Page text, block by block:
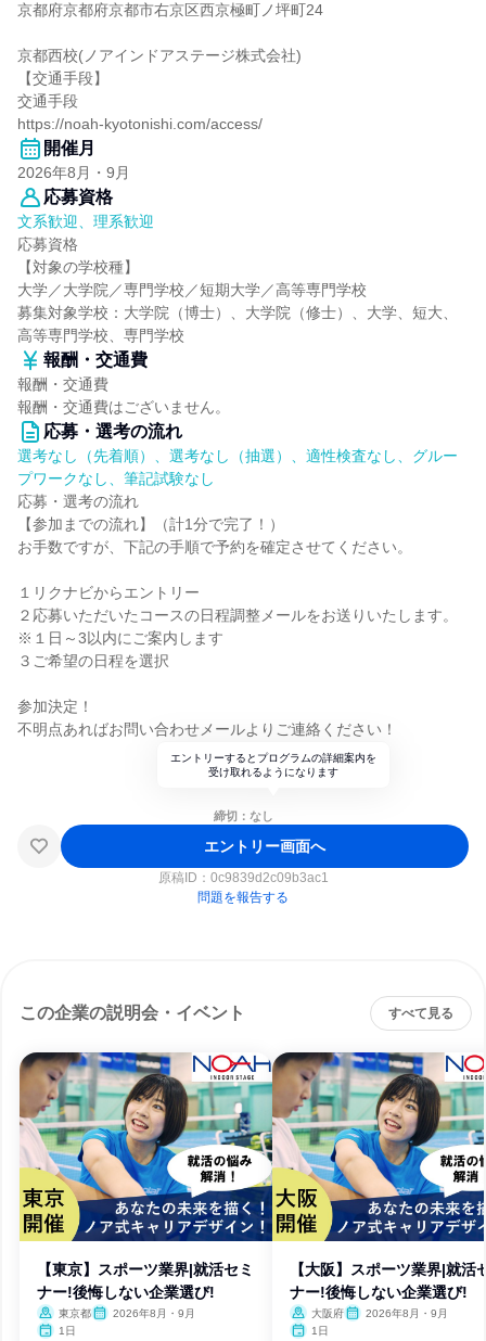
京都府京都府京都市右京区西京極町ノ坪町24
京都西校(ノアインドアステージ株式会社)
【交通手段】
交通手段
https://noah-kyotonishi.com/access/
開催月
2026年8月・9月
応募資格
文系歓迎、理系歓迎
応募資格
【対象の学校種】
大学／大学院／専門学校／短期大学／高等専門学校
募集対象学校：大学院（博士）、大学院（修士）、大学、短大、
高等専門学校、専門学校
報酬・交通費
報酬・交通費
報酬・交通費はございません。
応募・選考の流れ
選考なし（先着順）、選考なし（抽選）、適性検査なし、グルー
プワークなし、筆記試験なし
応募・選考の流れ
【参加までの流れ】（計1分で完了！）
お手数ですが、下記の手順で予約を確定させてください。
１リクナビからエントリー
２応募いただいたコースの日程調整メールをお送りいたします。
※１日～3以内にご案内します
３ご希望の日程を選択
参加決定！
不明点あればお問い合わせメールよりご連絡ください！
エントリーするとプログラムの詳細案内を
受け取れるようになります
締切：なし
エントリー画面へ
原稿ID： 0c9839d2c09b3ac1
問題を報告する
この企業の説明会・イベント すべて見る
【東京】スポーツ業界|就活セミ
ナー!後悔しない企業選び!
東京都
2026年8月・9月
1日
【大阪】スポーツ業界|就活
ナー!後悔しない企業選び!
大阪府
2026年8月・9月
1日